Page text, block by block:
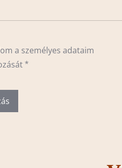
a személyes adataim